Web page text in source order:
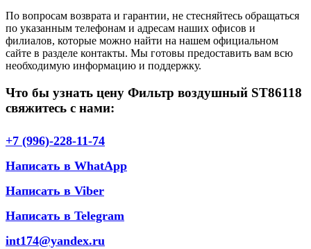
По вопросам возврата и гарантии, не стесняйтесь обращаться
по указанным телефонам и адресам наших офисов и
филиалов, которые можно найти на нашем официальном
сайте в разделе контакты. Мы готовы предоставить вам всю
необходимую информацию и поддержку.
Что бы узнать цену Фильтр воздушный ST86118
свяжитесь с нами:
+7 (996)-228-11-74
Написать в WhatApp
Написать в Viber
Написать в Telegram
int174@yandex.ru